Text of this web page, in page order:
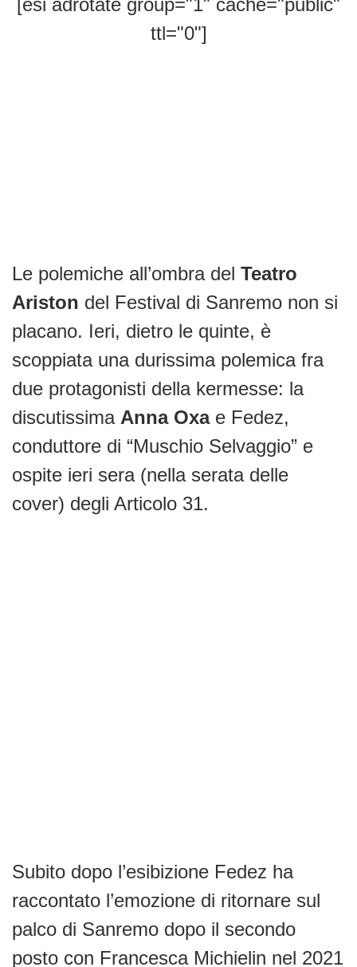
ttl="0"]
Le polemiche all’ombra del Teatro
Ariston del Festival di Sanremo non si
placano. Ieri, dietro le quinte, è
scoppiata una durissima polemica fra
due protagonisti della kermesse: la
discutissima Anna Oxae Fedez,
conduttore di “Muschio Selvaggio” e
ospite ieri sera (nella serata delle
cover) degli Articolo 31.
Subito dopo l’esibizione Fedez ha
raccontato l’emozione di ritornare sul
palco di Sanremo dopo il secondo
posto con Francesca Michielin nel 2021